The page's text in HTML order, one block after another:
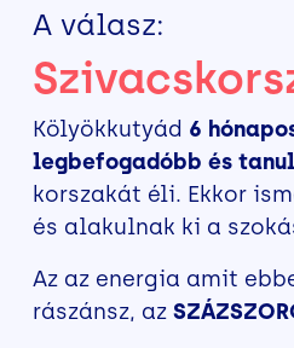
A válasz:
Kölyökkutyád 6
legbefogadóbb és
korszakát éli. Ekkor
és alakulnak ki a
Az az energia amit
rászánsz, az